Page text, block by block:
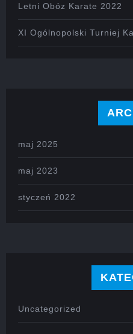
Letni Obóz Karate 2022
XI Ogólnopolski Turniej
maj 2025
maj 2023
styczeń 2022
Uncategorized